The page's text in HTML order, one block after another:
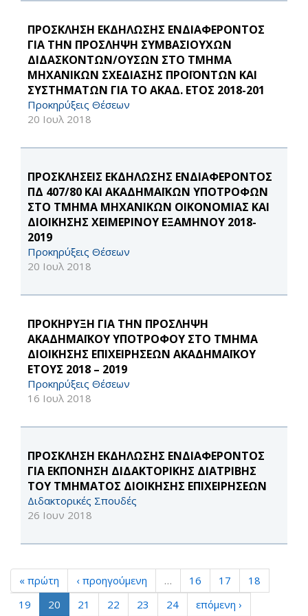
ΠΡΟΣΚΛΗΣΗ ΕΚΔΗΛΩΣΗΣ ΕΝΔΙΑΦΕΡΟΝΤΟΣ
ΓΙΑ ΤΗΝ ΠΡΟΣΛΗΨΗ ΣΥΜΒΑΣΙΟΥΧΩΝ
ΔΙΔΑΣΚΟΝΤΩΝ/ΟΥΣΩΝ ΣΤΟ ΤΜΗΜΑ
ΜΗΧΑΝΙΚΩΝ ΣΧΕΔΙΑΣΗΣ ΠΡΟΪΟΝΤΩΝ ΚΑΙ
ΣΥΣΤΗΜΑΤΩΝ ΓΙΑ ΤΟ ΑΚΑΔ. ΕΤΟΣ 2018-201
Προκηρύξεις Θέσεων
20 Ιουλ 2018
ΠΡΟΣΚΛΗΣΕΙΣ ΕΚΔΗΛΩΣΗΣ ΕΝΔΙΑΦΕΡΟΝΤΟΣ
ΠΔ 407/80 ΚΑΙ ΑΚΑΔΗΜΑΪΚΩΝ ΥΠΟΤΡΟΦΩΝ
ΣΤΟ ΤΜΗΜΑ ΜΗΧΑΝΙΚΩΝ ΟΙΚΟΝΟΜΙΑΣ ΚΑΙ
ΔΙΟΙΚΗΣΗΣ ΧΕΙΜΕΡΙΝΟΥ ΕΞΑΜΗΝΟΥ 2018-
2019
Προκηρύξεις Θέσεων
20 Ιουλ 2018
ΠΡΟΚΗΡΥΞΗ ΓΙΑ ΤΗΝ ΠΡΟΣΛΗΨΗ
ΑΚΑΔΗΜΑΪΚΟΥ ΥΠΟΤΡΟΦΟΥ ΣΤΟ ΤΜΗΜΑ
ΔΙΟΙΚΗΣΗΣ ΕΠΙΧΕΙΡΗΣΕΩΝ ΑΚΑΔΗΜΑΪΚΟΥ
ΕΤΟΥΣ 2018 – 2019
Προκηρύξεις Θέσεων
16 Ιουλ 2018
ΠΡΟΣΚΛΗΣΗ ΕΚΔΗΛΩΣΗΣ ΕΝΔΙΑΦΕΡΟΝΤΟΣ
ΓΙΑ ΕΚΠΟΝΗΣΗ ΔΙΔΑΚΤΟΡΙΚΗΣ ΔΙΑΤΡΙΒΗΣ
ΤΟΥ ΤΜΗΜΑΤΟΣ ΔΙΟΙΚΗΣΗΣ ΕΠΙΧΕΙΡΗΣΕΩΝ
Διδακτορικές Σπουδές
26 Ιουν 2018
« πρώτη ‹ προηγούμενη … 16 17
18
19
20 21 22 23 24
επόμενη ›